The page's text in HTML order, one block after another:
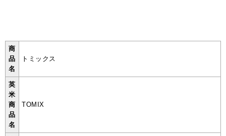
商
品
名
トミックス
英
米
商
品
名
TOMIX